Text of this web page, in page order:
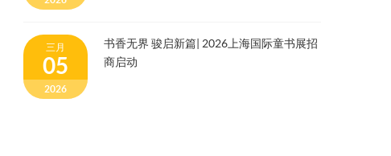
三月
05
2026
书香无界 骏启新篇| 2026上海国际童书展招
商启动